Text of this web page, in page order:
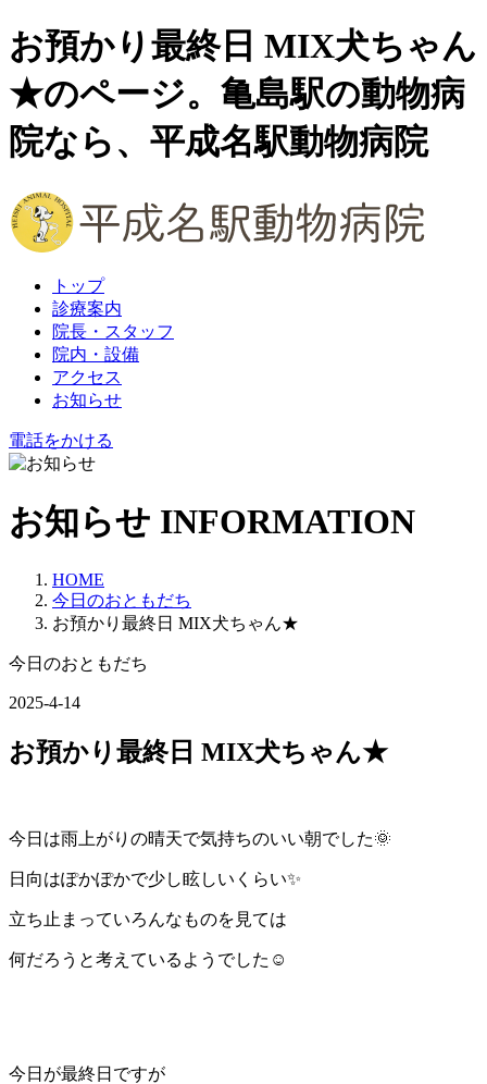
お預かり最終日 MIX犬ちゃん
★のページ。亀島駅の動物病
院なら、平成名駅動物病院
トップ
診療案内
院長・スタッフ
院内・設備
アクセス
お知らせ
電話をかける
お知らせ INFORMATION
HOME
今日のおともだち
お預かり最終日 MIX犬ちゃん★
今日のおともだち
2025-4-14
お預かり最終日 MIX犬ちゃん★
今日は雨上がりの晴天で気持ちのいい朝でした🌞
日向はぽかぽかで少し眩しいくらい✨
立ち止まっていろんなものを見ては
何だろうと考えているようでした☺
今日が最終日ですが